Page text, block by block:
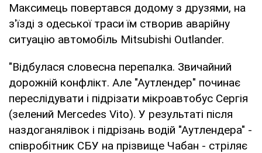
Максимець повертався додому з друзями, на
з'їзді з одеської траси їм створив аварійну
ситуацію автомобіль Mitsubishi Outlander.
"Відбулася словесна перепалка. Звичайний
дорожній конфлікт. Але "Аутлендер" починає
переслідувати і підрізати мікроавтобус Сергія
(зелений Mercedes Vito). У результаті після
наздоганялівок і підрізань водій "Аутлендера" -
співробітник СБУ на прізвище Чабан - стріляє